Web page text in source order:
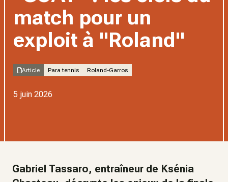
match pour un
exploit à "Roland"
Article Para tennis Roland-Garros
5 juin 2026
Gabriel Tassaro, entraîneur de Ksénia